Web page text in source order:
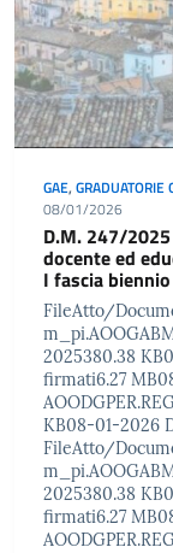
GAE, GRADUATORIE
08/01/2026
D.M. 247/
docente ed
I fascia
FileAtto/
2025380.38
firmati6.27
KB08-01-2026
FileAtto/
2025380.38
firmati6.27